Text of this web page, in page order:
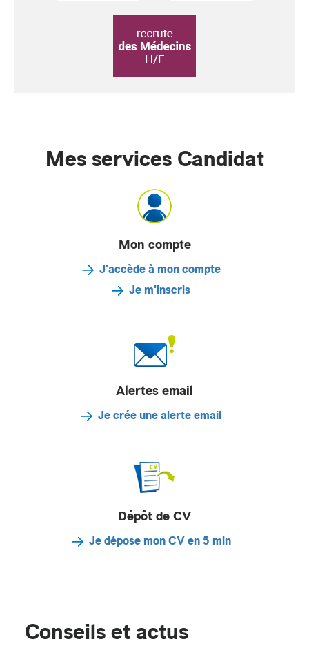
Mes services Candidat
Mon compte
J'accède à mon compte
Je m'inscris
Alertes email
Je crée une alerte email
Dépôt de CV
Je dépose mon CV en 5 min
Conseils et actus